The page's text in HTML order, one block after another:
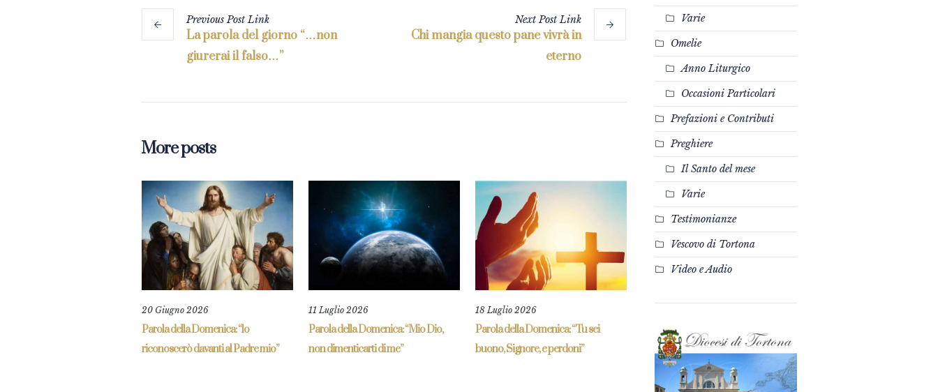
PreviousPostLink
La parola del giorno “…non
giurerai il falso…”
NextPostLink
Chi mangia questo pane vivrà in
eterno
More posts
20 Giugno 2026
Parola della Domenica: “lo
riconoscerò davanti al Padre mio”
11 Luglio 2026
Parola della Domenica: “Mio Dio,
non dimenticarti di me”
18 Luglio 2026
Parola della Domenica: “Tu sei
buono, Signore, e perdoni”
Varie
Omelie
Anno Liturgico
Occasioni Particolari
Prefazioni e Contributi
Preghiere
Il Santo del mese
Varie
Testimonianze
Vescovo di Tortona
Video e Audio